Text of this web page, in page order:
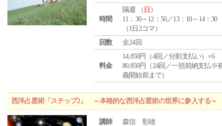
時間
隔週 （ 日 ）
11：30～12：50／13：10～14：30
（1日2コマ）
回数
全24回
料金
14,850円（4回／分割支払い）×6
80,850円（24回／一括前納支払※
義開始前まで）
西洋占星術「ステップ2」 ～本格的な西洋占星術の世界に参入する～
講師 森信 彰雄